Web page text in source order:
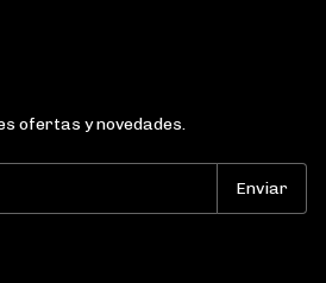
ofertas y novedades.